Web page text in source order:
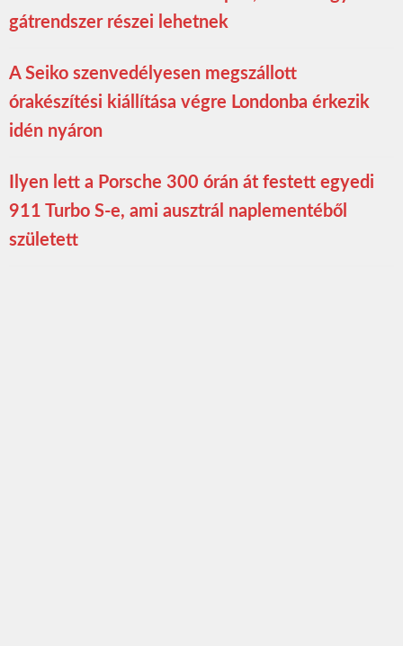
gátrendszer részei lehetnek
A Seiko szenvedélyesen megszállott
órakészítési kiállítása végre Londonba érkezik
idén nyáron
Ilyen lett a Porsche 300 órán át festett egyedi
911 Turbo S-e, ami ausztrál naplementéből
született